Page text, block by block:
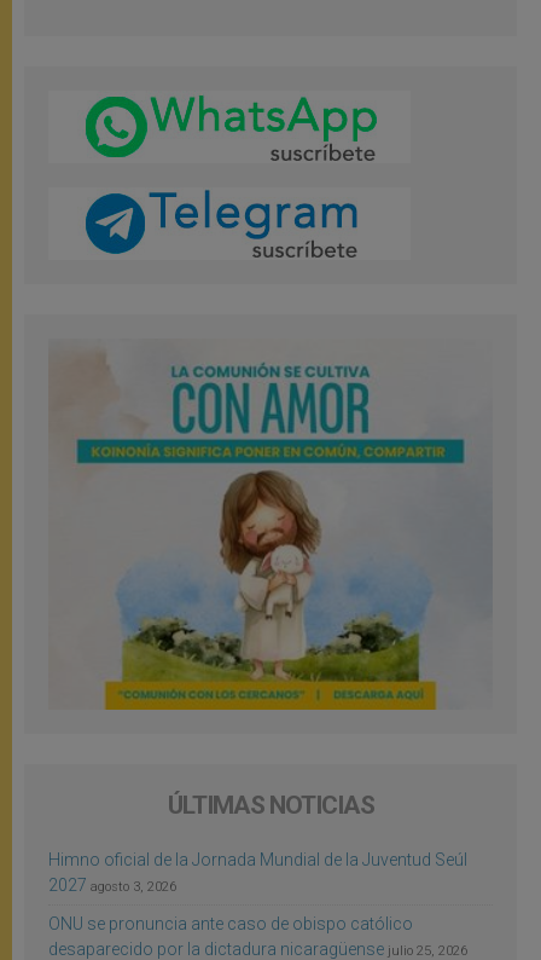
ÚLTIMAS NOTICIAS
Himno oficial de la Jornada Mundial de la Juventud Seúl
2027 agosto 3, 2026
ONU se pronuncia ante caso de obispo católico
desaparecido por la dictadura nicaragüense julio 25, 2026